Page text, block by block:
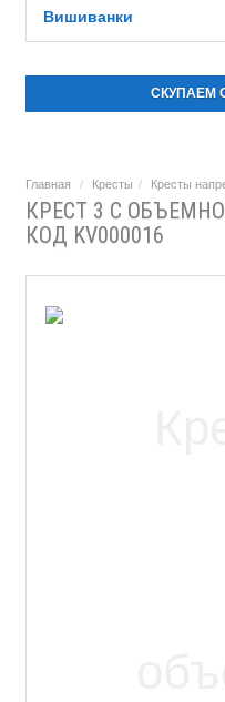
Вишиванки
СКУПАЕМ
Главная Кресты Кресты
КРЕСТ 3 С
КОД KV000016